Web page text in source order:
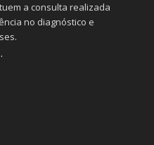
a consulta realizada
no diagnóstico e
as pessoas que